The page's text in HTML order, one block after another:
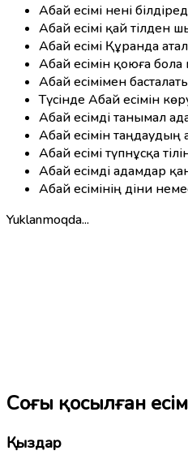
Абай есімі нені
Абай есімі қай тілден
Абай есімі Құранда
Абай есімін қоюға бола
Абай есімімен
Түсінде Абай есімін
Абай есімді танымал
Абай есімін
Абай есімі түпнұсқа
Абай есімді адамдар
Абай есімінің діни
Yuklanmoqda...
Соңғы қосылған
Қыздар